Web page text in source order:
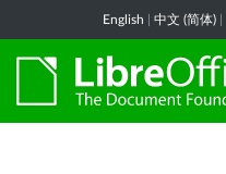
English 中文 (简体)